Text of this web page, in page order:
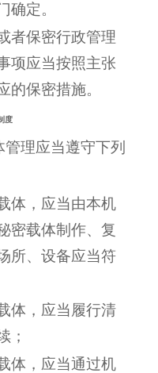
确定。
者保密行政管理
项应当按照主张
的保密措施。
度
理应当遵守下列
体，应当由本机
密载体制作、复
所、设备应当符
体，应当履行清
；
体，应当通过机